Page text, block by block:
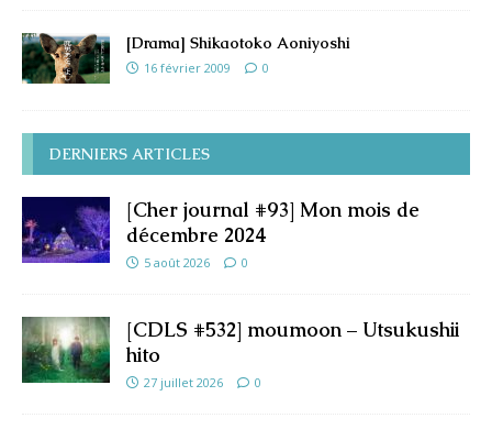
[Drama] Shikaotoko Aoniyoshi
16 février 2009 0
DERNIERS ARTICLES
[Cher journal #93] Mon mois de
décembre 2024
5 août 2026 0
[CDLS #532] moumoon – Utsukushii
hito
27 juillet 2026 0